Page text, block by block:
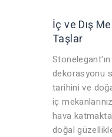
İç ve Dış
Taşlar
dekorasyonu
tarihini ve
iç
hava
doğal